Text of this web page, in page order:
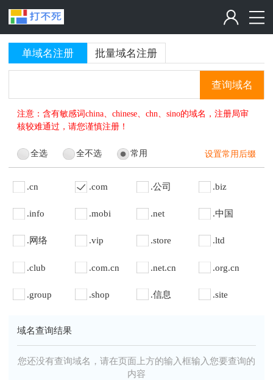
单域名注册 批量域名注册
查询域名
注意：含有敏感词china、chinese、chn、sino的域名，注册局审
核较难通过，请您谨慎注册！
全选 全不选 常用 设置常用后缀
.cn .com .公司 .biz
.info .mobi .net .中国
.网络 .vip .store .ltd
.club .com.cn .net.cn .org.cn
.group .shop .信息 .site
域名查询结果
您还没有查询域名，请在页面上方的输入框输入您要查询的
内容